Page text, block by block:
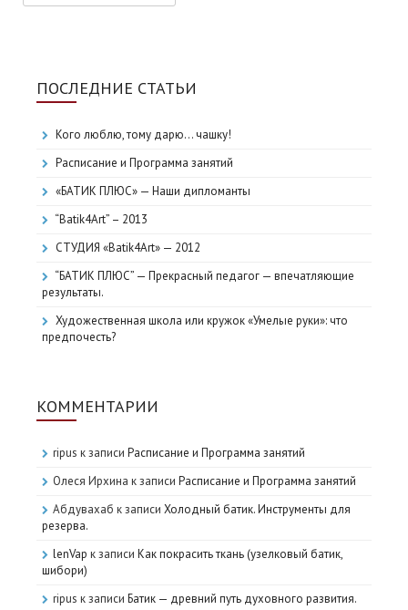
ПОСЛЕДНИЕ СТАТЬИ
Кого люблю, тому дарю… чашку!
Расписание и Программа занятий
«БАТИК ПЛЮС» — Наши дипломанты
“Batik4Art” – 2013
СТУДИЯ «Batik4Art» — 2012
“БАТИК ПЛЮС” — Прекрасный педагог — впечатляющие
результаты.
Художественная школа или кружок «Умелые руки»: что
предпочесть?
КОММЕНТАРИИ
ripus к записи Расписание и Программа занятий
Олеся Ирхина к записи Расписание и Программа занятий
Абдувахаб к записи Холодный батик. Инструменты для
резерва.
lenVap к записи Как покрасить ткань (узелковый батик,
шибори)
ripus к записи Батик — древний путь духовного развития.